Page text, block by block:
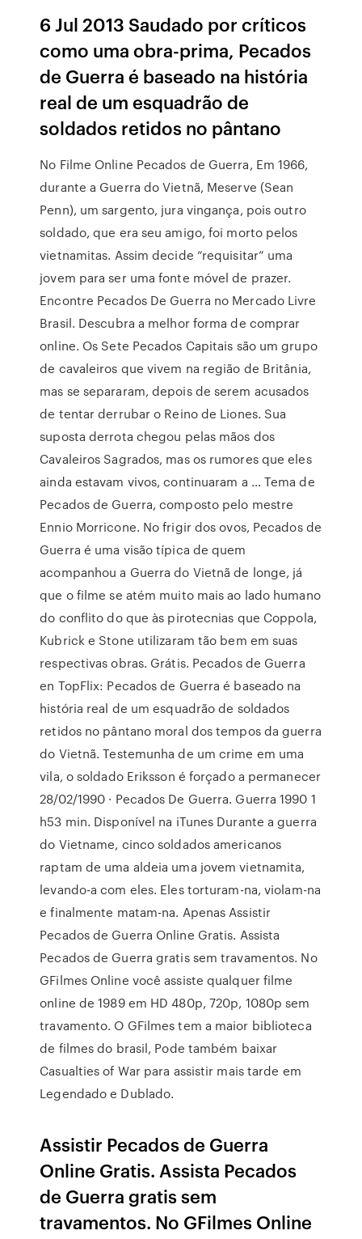
6 Jul 2013 Saudado por críticos
como uma obra-prima, Pecados
de Guerra é baseado na história
real de um esquadrão de
soldados retidos no pântano
No Filme Online Pecados de Guerra, Em 1966,
durante a Guerra do Vietnã, Meserve (Sean
Penn), um sargento, jura vingança, pois outro
soldado, que era seu amigo, foi morto pelos
vietnamitas. Assim decide “requisitar” uma
jovem para ser uma fonte móvel de prazer.
Encontre Pecados De Guerra no Mercado Livre
Brasil. Descubra a melhor forma de comprar
online. Os Sete Pecados Capitais são um grupo
de cavaleiros que vivem na região de Britânia,
mas se separaram, depois de serem acusados
de tentar derrubar o Reino de Liones. Sua
suposta derrota chegou pelas mãos dos
Cavaleiros Sagrados, mas os rumores que eles
ainda estavam vivos, continuaram a … Tema de
Pecados de Guerra, composto pelo mestre
Ennio Morricone. No frigir dos ovos, Pecados de
Guerra é uma visão típica de quem
acompanhou a Guerra do Vietnã de longe, já
que o filme se atém muito mais ao lado humano
do conflito do que às pirotecnias que Coppola,
Kubrick e Stone utilizaram tão bem em suas
respectivas obras. Grátis. Pecados de Guerra
en TopFlix: Pecados de Guerra é baseado na
história real de um esquadrão de soldados
retidos no pântano moral dos tempos da guerra
do Vietnã. Testemunha de um crime em uma
vila, o soldado Eriksson é forçado a permanecer
28/02/1990 · Pecados De Guerra. Guerra 1990 1
h53 min. Disponível na iTunes Durante a guerra
do Vietname, cinco soldados americanos
raptam de uma aldeia uma jovem vietnamita,
levando-a com eles. Eles torturam-na, violam-na
e finalmente matam-na. Apenas Assistir
Pecados de Guerra Online Gratis. Assista
Pecados de Guerra gratis sem travamentos. No
GFilmes Online você assiste qualquer filme
online de 1989 em HD 480p, 720p, 1080p sem
travamento. O GFilmes tem a maior biblioteca
de filmes do brasil, Pode também baixar
Casualties of War para assistir mais tarde em
Legendado e Dublado.
Assistir Pecados de Guerra
Online Gratis. Assista Pecados
de Guerra gratis sem
travamentos. No GFilmes Online